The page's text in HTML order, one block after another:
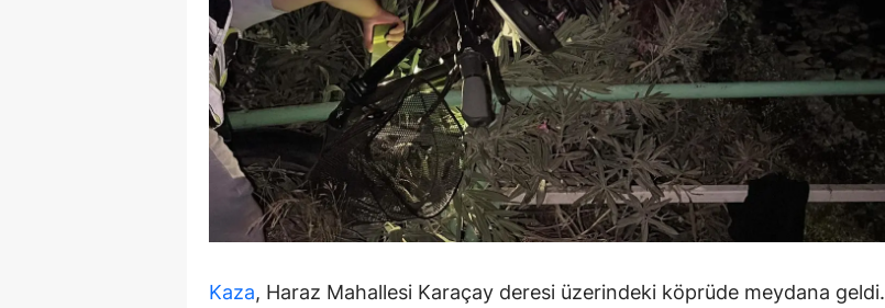
Erzincan
Erzurum
Eskişehir
Gaziantep
Giresun
Hakkari
Kaza, Haraz Mahallesi Karaçay deresi üzerindeki köprüde meydana geldi.